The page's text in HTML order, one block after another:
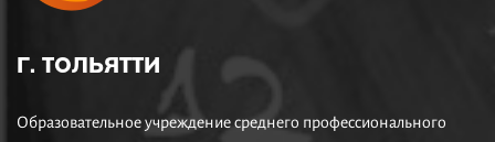
Г. ТОЛЬЯТТИ
Образовательное учреждение среднего профессионального